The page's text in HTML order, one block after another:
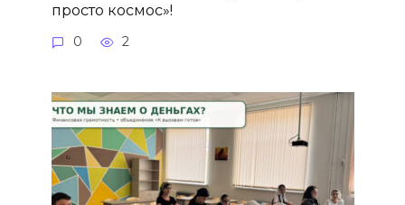
просто космос»!
0 2